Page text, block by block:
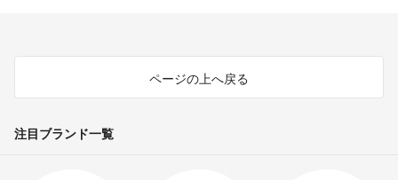
ページの上へ戻る
注目ブランド一覧